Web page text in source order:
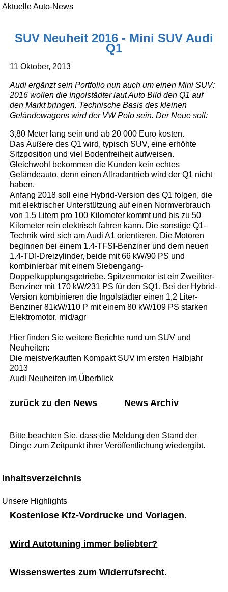
Aktuelle Auto-News
SUV Neuheit 2016 - Mini SUV Audi
Q1
11 Oktober, 2013
Audi ergänzt sein Portfolio nun auch um einen Mini SUV:
2016 wollen die Ingolstädter laut Auto Bild den Q1 auf
den Markt bringen. Technische Basis des kleinen
Geländewagens wird der VW Polo sein. Der Neue soll:
3,80 Meter lang sein und ab 20 000 Euro kosten.
Das Äußere des Q1 wird, typisch SUV, eine erhöhte
Sitzposition und viel Bodenfreiheit aufweisen.
Gleichwohl bekommen die Kunden kein echtes
Geländeauto, denn einen Allradantrieb wird der Q1 nicht
haben.
Anfang 2018 soll eine Hybrid-Version des Q1 folgen, die
mit elektrischer Unterstützung auf einen Normverbrauch
von 1,5 Litern pro 100 Kilometer kommt und bis zu 50
Kilometer rein elektrisch fahren kann. Die sonstige Q1-
Technik wird sich am Audi A1 orientieren. Die Motoren
beginnen bei einem 1.4-TFSI-Benziner und dem neuen
1.4-TDI-Dreizylinder, beide mit 66 kW/90 PS und
kombinierbar mit einem Siebengang-
Doppelkupplungsgetriebe. Spitzenmotor ist ein Zweiliter-
Benziner mit 170 kW/231 PS für den SQ1. Bei der Hybrid-
Version kombinieren die Ingolstädter einen 1,2 Liter-
Benziner 81kW/110 P mit einem 80 kW/109 PS starken
Elektromotor. mid/agr
Hier finden Sie weitere Berichte rund um SUV und
Neuheiten:
Die meistverkauften Kompakt SUV im ersten Halbjahr
2013
Audi Neuheiten im Überblick
zurück zu den News News Archiv
Bitte beachten Sie, dass die Meldung den Stand der
Dinge zum Zeitpunkt ihrer Veröffentlichung wiedergibt.
Inhaltsverzeichnis
Unsere Highlights
Kostenlose Kfz-Vordrucke und Vorlagen.
Wird Autotuning immer beliebter?
Wissenswertes zum Widerrufsrecht.